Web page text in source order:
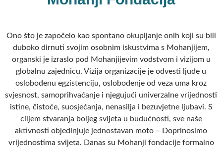
Ono što je započelo kao spontano okupljanje onih koji su bili
duboko dirnuti svojim osobnim iskustvima s Mohanjijem,
organski je izraslo pod Mohanjijevim vodstvom i vizijom u
globalnu zajednicu. Vizija organizacije je odvesti ljude u
oslobođenu egzistenciju, oslobođenje od veza uma kroz
svjesnost, samoprihvaćanje i njegujući univerzalne vrijednosti
istine, čistoće, suosjećanja, nenasilja i bezuvjetne ljubavi. S
ciljem stvaranja boljeg svijeta u budućnosti, sve naše
aktivnosti objedinjuje jednostavan moto – Doprinosimo
vrijednostima svijeta. Danas su Mohanji fondacije formalno